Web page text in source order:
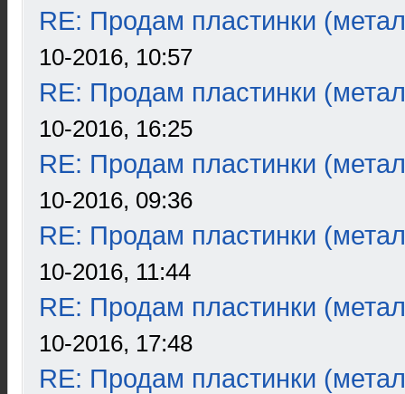
RE: Продам пластинки
10-2016, 10:57
RE: Продам пластинки
10-2016, 16:25
RE: Продам пластинки
10-2016, 09:36
RE: Продам пластинки
10-2016, 11:44
RE: Продам пластинки
10-2016, 17:48
RE: Продам пластинки